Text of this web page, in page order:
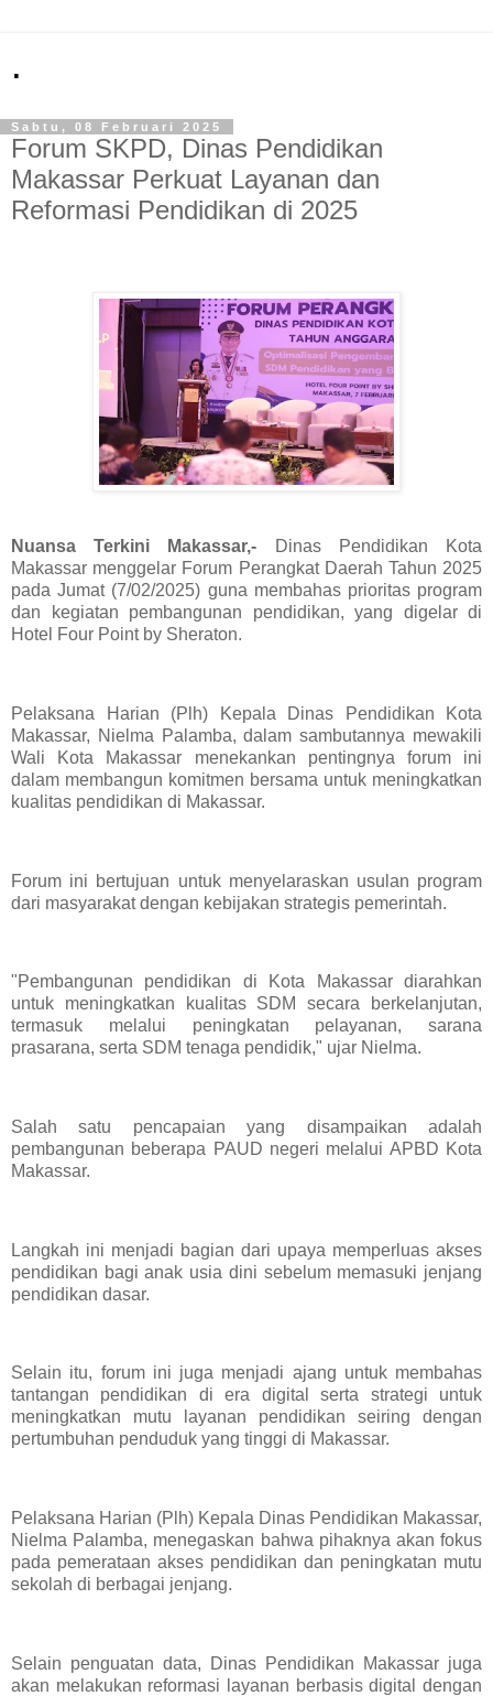
.
Sabtu, 08 Februari 2025
Forum SKPD, Dinas Pendidikan
Makassar Perkuat Layanan dan
Reformasi Pendidikan di 2025
Nuansa Terkini Makassar,-
Dinas Pendidikan Kota
Makassar menggelar Forum Perangkat Daerah Tahun 2025
pada Jumat (7/02/2025) guna membahas prioritas program
dan kegiatan pembangunan pendidikan, yang digelar di
Hotel Four Point by Sheraton.
Pelaksana Harian (Plh) Kepala Dinas Pendidikan Kota
Makassar, Nielma Palamba, dalam sambutannya mewakili
Wali Kota Makassar menekankan pentingnya forum ini
dalam membangun komitmen bersama untuk meningkatkan
kualitas pendidikan di Makassar.
Forum ini bertujuan untuk menyelaraskan usulan program
dari masyarakat dengan kebijakan strategis pemerintah.
"Pembangunan pendidikan di Kota Makassar diarahkan
untuk meningkatkan kualitas SDM secara berkelanjutan,
termasuk melalui peningkatan pelayanan, sarana
prasarana, serta SDM tenaga pendidik," ujar Nielma.
Salah satu pencapaian yang disampaikan adalah
pembangunan beberapa PAUD negeri melalui APBD Kota
Makassar.
Langkah ini menjadi bagian dari upaya memperluas akses
pendidikan bagi anak usia dini sebelum memasuki jenjang
pendidikan dasar.
Selain itu, forum ini juga menjadi ajang untuk membahas
tantangan pendidikan di era digital serta strategi untuk
meningkatkan mutu layanan pendidikan seiring dengan
pertumbuhan penduduk yang tinggi di Makassar.
Pelaksana Harian (Plh) Kepala Dinas Pendidikan Makassar,
Nielma Palamba, menegaskan bahwa pihaknya akan fokus
pada pemerataan akses pendidikan dan peningkatan mutu
sekolah di berbagai jenjang.
Selain penguatan data, Dinas Pendidikan Makassar juga
akan melakukan reformasi layanan berbasis digital dengan